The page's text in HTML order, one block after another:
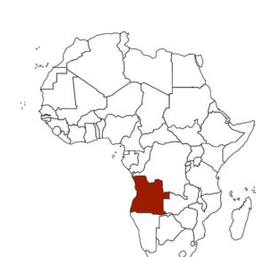
Primary
Sidebar